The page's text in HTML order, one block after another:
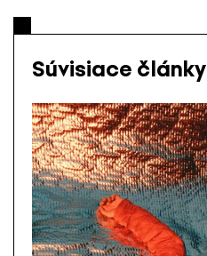
Súvisiace články